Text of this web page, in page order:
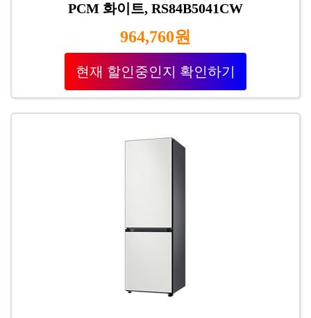
PCM 화이트, RS84B5041CW
964,760원
현재 할인중인지 확인하기